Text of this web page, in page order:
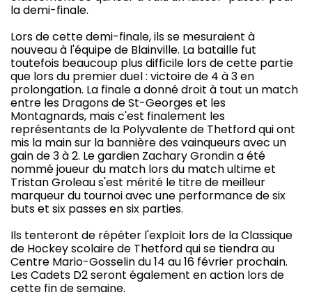
la demi-finale.
Lors de cette demi-finale, ils se mesuraient à
nouveau à l'équipe de Blainville. La bataille fut
toutefois beaucoup plus difficile lors de cette partie
que lors du premier duel : victoire de 4 à 3 en
prolongation. La finale a donné droit à tout un match
entre les Dragons de St-Georges et les
Montagnards, mais c'est finalement les
représentants de la Polyvalente de Thetford qui ont
mis la main sur la bannière des vainqueurs avec un
gain de 3 à 2. Le gardien Zachary Grondin a été
nommé joueur du match lors du match ultime et
Tristan Groleau s'est mérité le titre de meilleur
marqueur du tournoi avec une performance de six
buts et six passes en six parties.
Ils tenteront de répéter l'exploit lors de la Classique
de Hockey scolaire de Thetford qui se tiendra au
Centre Mario-Gosselin du 14 au 16 février prochain.
Les Cadets D2 seront également en action lors de
cette fin de semaine.